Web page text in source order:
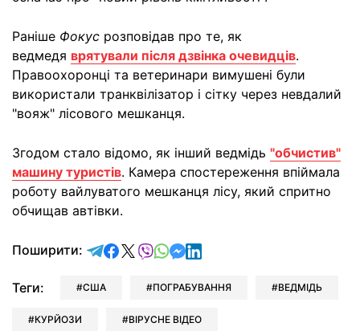
Раніше Фокус розповідав про те, як
ведмедя врятували після дзвінка очевидців.
Правоохоронці та ветеринари вимушені були
використали транквілізатор і сітку через невдалий
"вояж" лісового мешканця.
Згодом стало відомо, як інший ведмідь "обчистив"
машину туристів. Камера спостереження впіймала
роботу вайлуватого мешканця лісу, який спритно
обчищав автівки.
Поширити: відправити у Telegram
поділитись у Facebook
поділитись у X
відправити у Viber
відправити у Whatsapp
відправити у Messenger
відправити у LinkedIn
Теги: США ПОГРАБУВАННЯ ВЕДМІДЬ
КУРЙОЗИ ВІРУСНЕ ВІДЕО